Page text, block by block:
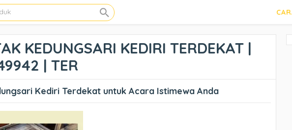
KEDUNGSARI KEDIRI TERDEKAT |
| TER
Kediri Terdekat untuk Acara Istimewa Anda